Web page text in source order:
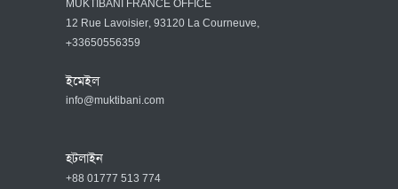
MUKTIBANI FRANCE OFFICE
12 Rue Lavoisier, 93120 La Courneuve,
+33650556359
ইমেইল
info@muktibani.com
হটলাইন
+88 01777 513 774